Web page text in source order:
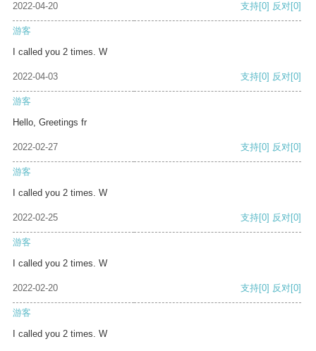
2022-04-20 支持[0] 反对[0]
游客
I called you 2 times. W
2022-04-03 支持[0] 反对[0]
游客
Hello, Greetings fr
2022-02-27 支持[0] 反对[0]
游客
I called you 2 times. W
2022-02-25 支持[0] 反对[0]
游客
I called you 2 times. W
2022-02-20 支持[0] 反对[0]
游客
I called you 2 times. W